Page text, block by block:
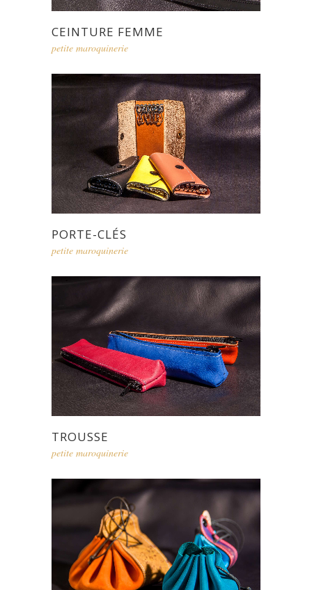
CEINTURE FEMME
petite maroquinerie
PORTE-CLÉS
petite maroquinerie
TROUSSE
petite maroquinerie